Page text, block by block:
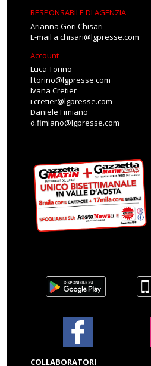
RESPONSABILE DI AGENZIA
Arianna Gori Chisari
E-mail a.chisari@lgpresse.com
Account
Luca Torino
l.torino@lgpresse.com
Ivana Cretier
i.cretier@lgpresse.com
Daniele Fimiano
d.fimiano@lgpresse.com
COLLABORATORI